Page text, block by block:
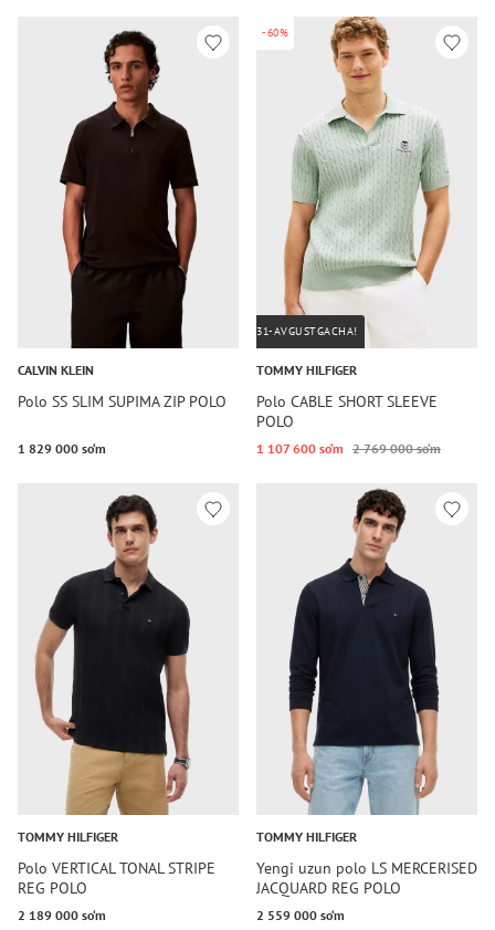
CALVIN KLEIN
Polo SS SLIM SUPIMA ZIP POLO
1 829 000 so‘m
-60%
31-AVGUSTGACHA!
TOMMY HILFIGER
Polo CABLE SHORT SLEEVE
POLO
1 107 600 so‘m 2 769 000 so‘m
TOMMY HILFIGER
Polo VERTICAL TONAL STRIPE
REG POLO
2 189 000 so‘m
TOMMY HILFIGER
Yengi uzun polo LS MERCERISED
JACQUARD REG POLO
2 559 000 so‘m